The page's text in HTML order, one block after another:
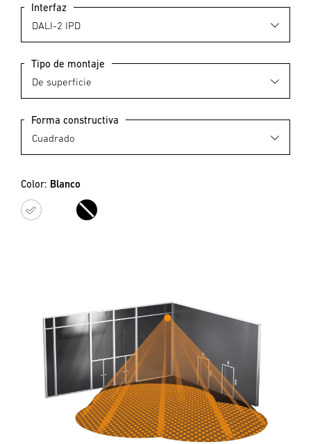
Interfaz
Tipo de montaje
Forma constructiva
Color: Blanco
BlancoNegro